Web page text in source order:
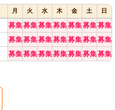
月 火 水 木 金 土
日
募集募集募集募集募集募集募集
募集募集募集募集募集募集募集
募集募集募集募集募集募集募集